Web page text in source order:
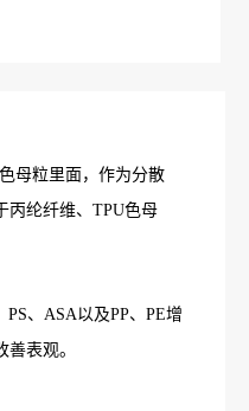
母粒里面，作为分散
丙纶纤维、TPU色母
PS、ASA以及PP、PE增
表观。